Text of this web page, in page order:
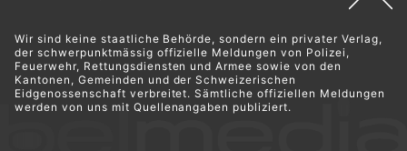
Wir sind keine staatliche Behörde, sondern ein privater Verlag,
der schwerpunktmässig offizielle Meldungen von Polizei,
Feuerwehr, Rettungsdiensten und Armee sowie von den
Kantonen, Gemeinden und der Schweizerischen
Eidgenossenschaft verbreitet. Sämtliche offiziellen Meldungen
werden von uns mit Quellenangaben publiziert.